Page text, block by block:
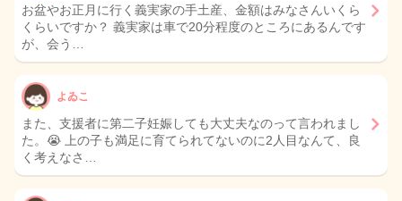
お盆やお正月に行く義実家の手土産、金額はみなさんいくら
くらいですか？ 義実家は車で20分程度のところにあるんです
が、会う…
よゐこ
また、支援者に第二子妊娠しても大丈夫なのって言われまし
た。😭 上の子も満足に育てられてないのに2人目なんて、良
く考えなさ…